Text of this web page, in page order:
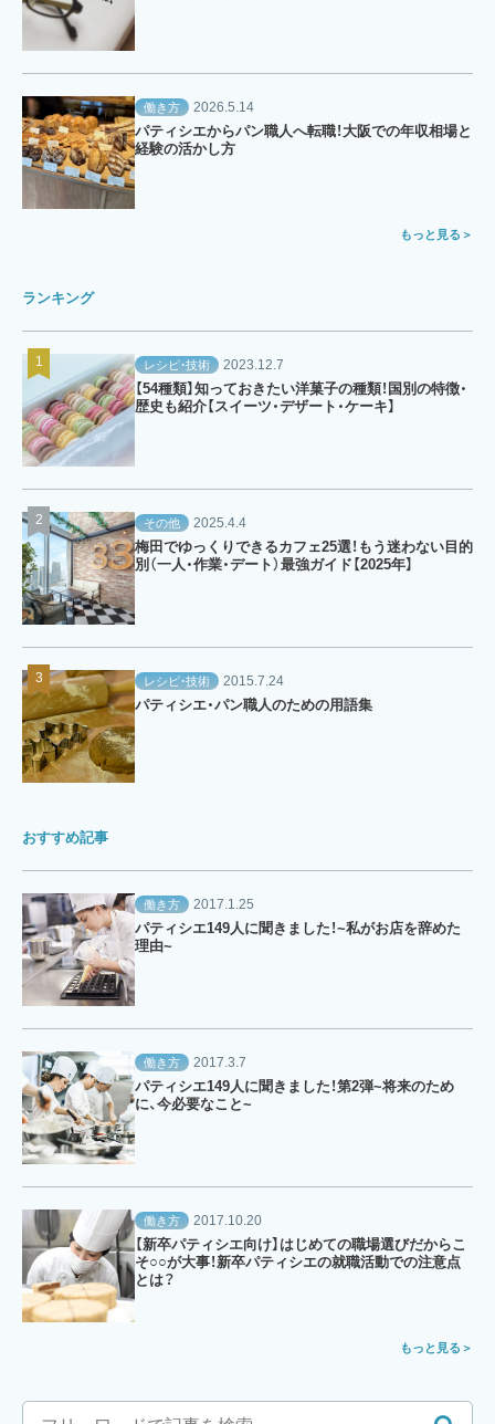
働き方 2026.5.14
パティシエからパン職人へ転職！大阪での年収相場と
経験の活かし方
もっと見る
ランキング
レシピ・技術 2023.12.7
【54種類】知っておきたい洋菓子の種類！国別の特徴・
歴史も紹介【スイーツ・デザート・ケーキ】
その他 2025.4.4
梅田でゆっくりできるカフェ25選！もう迷わない目的
別（一人・作業・デート）最強ガイド【2025年】
レシピ・技術 2015.7.24
パティシエ・パン職人のための用語集
おすすめ記事
働き方 2017.1.25
パティシエ149人に聞きました！~私がお店を辞めた
理由~
働き方 2017.3.7
パティシエ149人に聞きました！第2弾~将来のため
に、今必要なこと~
働き方 2017.10.20
【新卒パティシエ向け】はじめての職場選びだからこ
そ○○が大事！新卒パティシエの就職活動での注意点
とは？
もっと見る